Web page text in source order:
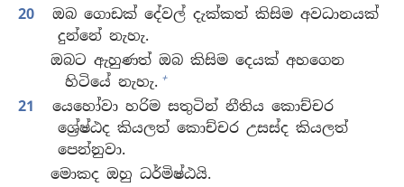
20
ඔබ ගොඩක් දේවල් දැක්කත් කිසිම අවධානයක්
දුන්නේ නැහැ.
ඔබට ඇහුණත් ඔබ කිසිම දෙයක් අහගෙන
හිටියේ නැහැ. +
21
යෙහෝවා හරිම සතුටින් නීතිය කොච්චර
ශ්‍රේෂ්ඨද කියලත් කොච්චර උසස්ද කියලත්
පෙන්නුවා.
මොකද ඔහු ධර්මිෂ්ඨයි.